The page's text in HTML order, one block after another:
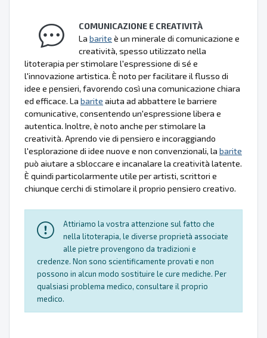
COMUNICAZIONE E CREATIVITÀ
La barite è un minerale di comunicazione e
creatività, spesso utilizzato nella
litoterapia per stimolare l'espressione di sé e
l'innovazione artistica. È noto per facilitare il flusso di
idee e pensieri, favorendo così una comunicazione chiara
ed efficace. La barite aiuta ad abbattere le barriere
comunicative, consentendo un'espressione libera e
autentica. Inoltre, è noto anche per stimolare la
creatività. Aprendo vie di pensiero e incoraggiando
l'esplorazione di idee nuove e non convenzionali, la barite
può aiutare a sbloccare e incanalare la creatività latente.
È quindi particolarmente utile per artisti, scrittori e
chiunque cerchi di stimolare il proprio pensiero creativo.
Attiriamo la vostra attenzione sul fatto che
nella litoterapia, le diverse proprietà associate
alle pietre provengono da tradizioni e
credenze. Non sono scientificamente provati e non
possono in alcun modo sostituire le cure mediche. Per
qualsiasi problema medico, consultare il proprio
medico.